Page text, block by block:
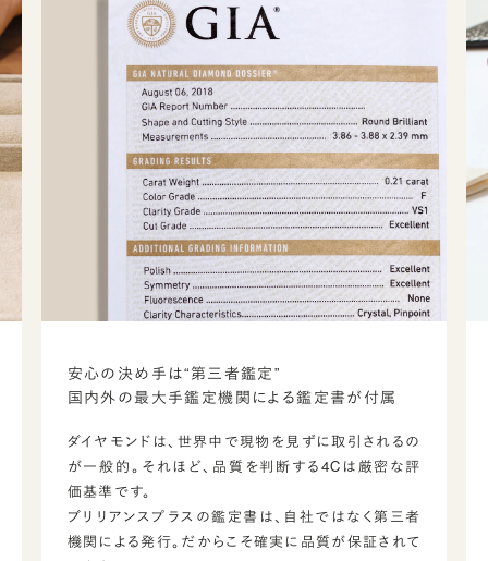
安心の決め手は“第三者鑑定”
国内外の最大手鑑定機関による鑑定書が付属
ダイヤモンドは、世界中で現物を見ずに取引されるの
が一般的。それほど、品質を判断する4Cは厳密な評
価基準です。
ブリリアンスプラスの鑑定書は、自社ではなく第三者
機関による発行。だからこそ確実に品質が保証されて